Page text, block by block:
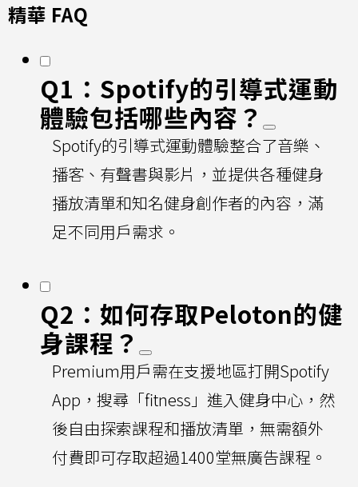
精華 FAQ
Q1：Spotify的引導式運動
體驗包括哪些內容？
Spotify的引導式運動體驗整合了音樂、
播客、有聲書與影片，並提供各種健身
播放清單和知名健身創作者的內容，滿
足不同用戶需求。
Q2：如何存取Peloton的健
身課程？
Premium用戶需在支援地區打開Spotify
App，搜尋「fitness」進入健身中心，然
後自由探索課程和播放清單，無需額外
付費即可存取超過1400堂無廣告課程。